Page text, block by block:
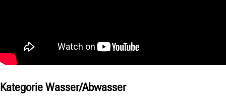
Kategorie Wasser/Abwasser